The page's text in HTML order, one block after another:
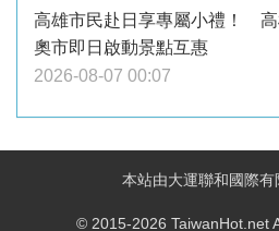
高雄市民赴日享專屬小禮！ 高
奧市即日啟動景點互惠
2026-08-07 00:07
本站由大運聯和國際有
© 2015-2026 TaiwanHot.net